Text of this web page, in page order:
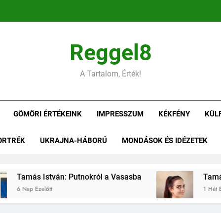
Tamás István: Gömöri
Tamás
Tamás István: Gömöri
Reggel8
A Tartalom, Érték!
GÖMÖRI ÉRTÉKEINK IMPRESSZUM KÉKFÉNY
UKRAJNA-HÁBORÚ MONDÁSOK ÉS IDÉZETEK
Tamás István: Putnokról a Vasasba
6 Nap Ezelőtt 1 Hét